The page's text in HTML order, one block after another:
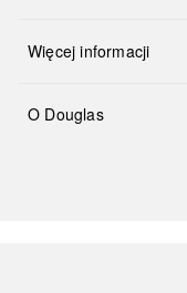
Więcej informacji
O Douglas